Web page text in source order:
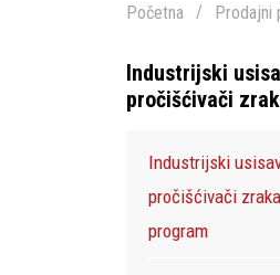
Početna Prodajni
Industrijski
pročišćivači
Industrijski
pročišćivači
program